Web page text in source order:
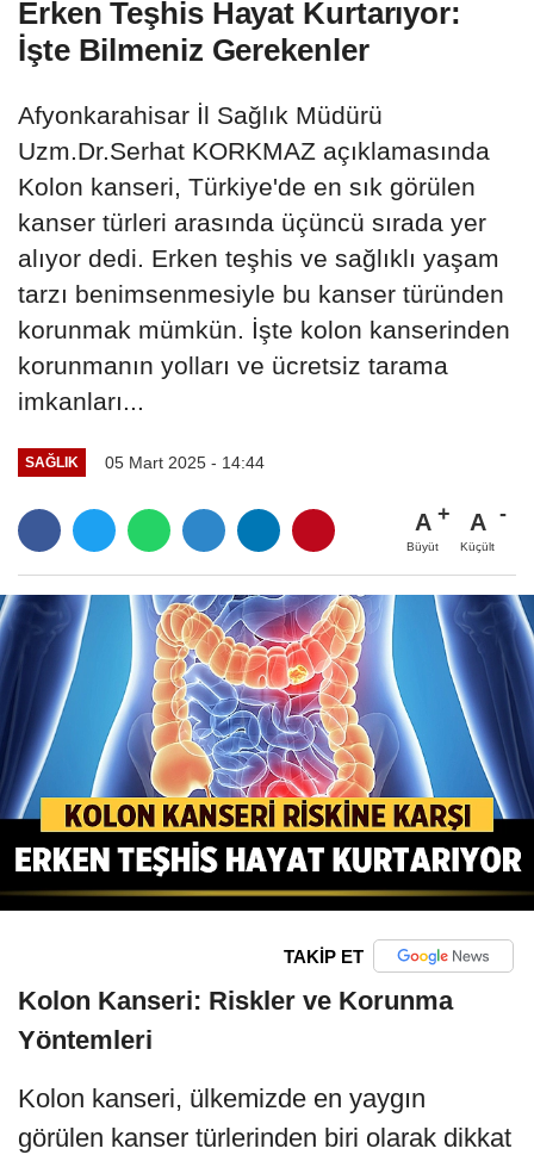
Erken Teşhis Hayat Kurtarıyor:
İşte Bilmeniz Gerekenler
Afyonkarahisar İl Sağlık Müdürü
Uzm.Dr.Serhat KORKMAZ açıklamasında
Kolon kanseri, Türkiye'de en sık görülen
kanser türleri arasında üçüncü sırada yer
alıyor dedi. Erken teşhis ve sağlıklı yaşam
tarzı benimsenmesiyle bu kanser türünden
korunmak mümkün. İşte kolon kanserinden
korunmanın yolları ve ücretsiz tarama
imkanları...
SAĞLIK 05 Mart 2025 - 14:44
A
Büyüt
A
Küçült
TAKİP ET
Kolon Kanseri: Riskler ve Korunma
Yöntemleri
Kolon kanseri, ülkemizde en yaygın
görülen kanser türlerinden biri olarak dikkat